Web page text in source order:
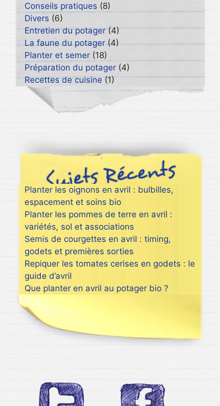
Conseils pratiques (8)
Divers (6)
Entretien du potager(4)
La faune du potager(4)
Planter et semer (18)
Préparation du potager (4)
Recettes de cuisine(1)
Planter les oignons en avril : bulbilles,
espacement et soins bio
Planter les pommes de terre en avril :
variétés, sol et associations
Semis de courgettes en avril : timing,
godets et premières sorties
Repiquer les tomates cerises en godets : le
guide d’avril
Que planter en avril au potager bio ?